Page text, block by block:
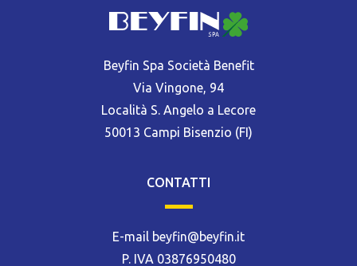
Beyfin Spa Società Benefit
Via Vingone, 94
Località S. Angelo a Lecore
50013 Campi Bisenzio (FI)
CONTATTI
E-mail beyfin@beyfin.it
P. IVA 03876950480